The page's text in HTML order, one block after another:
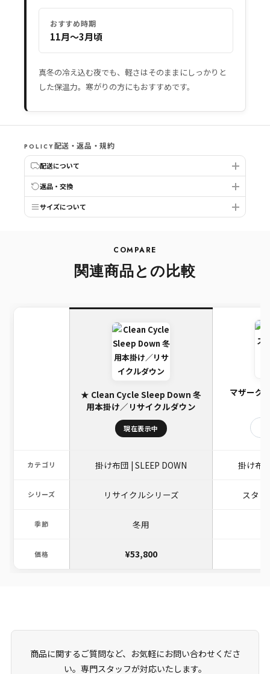
おすすめ時期
11月〜3月頃
真冬の冷え込む夜でも、軽さはそのままにしっかりと
した保温力。寒がりの方にもおすすめです。
POLICY配送・返品・規約
配送について
返品・交換
サイズについて
COMPARE
関連商品との比較
★ Clean Cycle Sleep Down 冬
用本掛け／リサイクルダウン
現在表示中
マザーグ
カテゴリ 掛け布団 | SLEEP DOWN 掛け布
シリーズ リサイクルシリーズ スタ
季節 冬用
価格 ¥53,800
商品に関するご質問など、お気軽にお問い合わせくださ
い。専門スタッフが対応いたします。